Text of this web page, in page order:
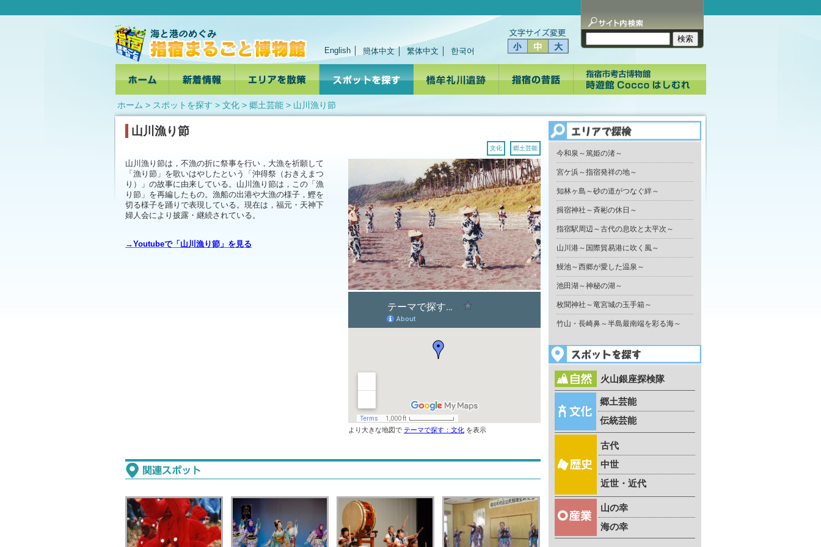
English 簡体中文 繁体中文 한국어
ホーム > スポットを探す > 文化 > 郷土芸能 > 山川漁り節
山川漁り節
文化 郷土芸能
山川漁り節は，不漁の折に祭事を行い，大漁を祈願して
「漁り節」を歌いはやしたという「沖得祭（おきえまつ
り）」の故事に由来している。山川漁り節は，この「漁
り節」を再編したもの。漁船の出港や大漁の様子，鰹を
切る様子を踊りで表現している。現在は，福元・天神下
婦人会により披露・継続されている。
→Youtubeで「山川漁り節」を見る
より大きな地図で テーマで探す：文化 を表示
今和泉～篤姫の渚～
宮ケ浜～指宿発祥の地～
知林ヶ島～砂の道がつなぐ絆～
揖宿神社～斉彬の休日～
指宿駅周辺～古代の息吹と太平次～
山川港～国際貿易港に吹く風～
鰻池～西郷が愛した温泉～
池田湖～神秘の湖～
枚聞神社～竜宮城の玉手箱～
竹山・長崎鼻～半島最南端を彩る海～
火山銀座探検隊
郷土芸能
伝統芸能
古代
中世
近世・近代
山の幸
海の幸